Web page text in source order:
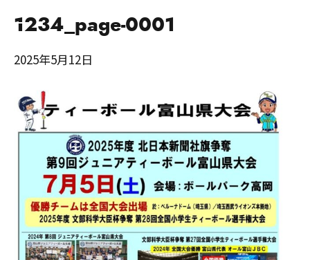
1234_page-0001
2025年5月12日